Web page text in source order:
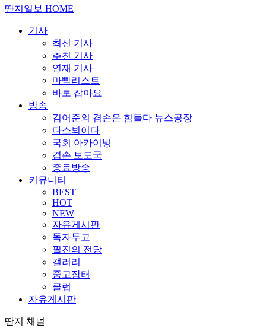
딴지일보 HOME
기사
최신 기사
추천 기사
연재 기사
마빡리스트
바로 잡아요
방송
김어준의 겸손은 힘들다 뉴스공장
다스뵈이다
국회 아카이빙
겸손 보도국
종료방송
커뮤니티
BEST
HOT
NEW
자유게시판
독자투고
필진의 전당
갤러리
중고장터
클럽
자유게시판
딴지 채널